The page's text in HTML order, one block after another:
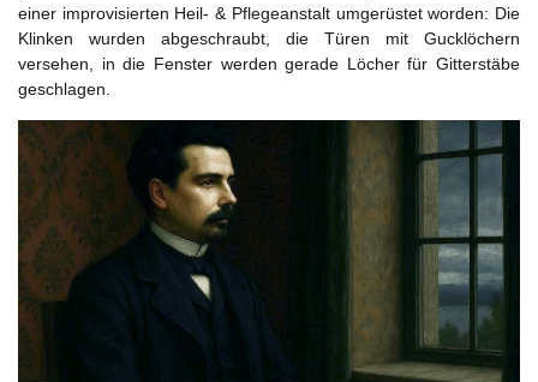
einer improvisierten Heil- & Pflegeanstalt umgerüstet worden: Die
Klinken wurden abgeschraubt, die Türen mit Gucklöchern
versehen, in die Fenster werden gerade Löcher für Gitterstäbe
geschlagen.